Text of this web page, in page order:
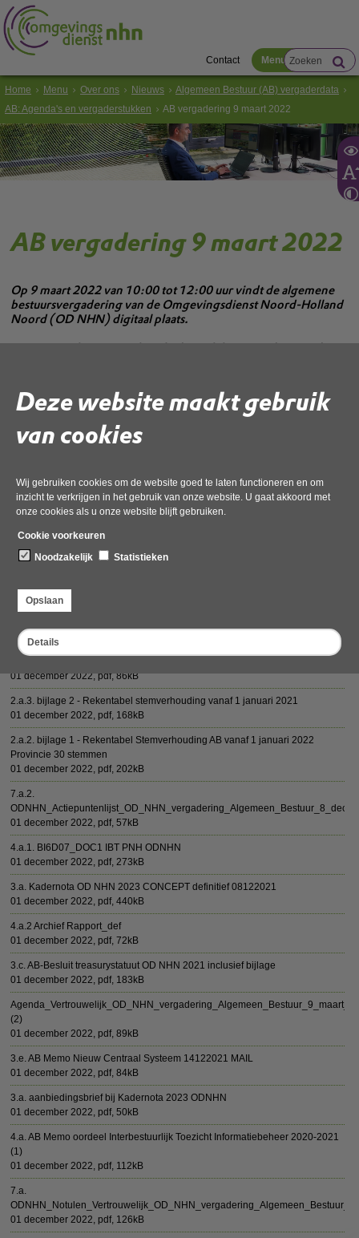
Deze website maakt gebruik
van cookies
Wij gebruiken cookies om de website goed te laten functioneren en om
inzicht te verkrijgen in het gebruik van onze website. U gaat akkoord met
onze cookies als u onze website blijft gebruiken.
Cookie voorkeuren
Noodzakelijk
Statistieken
Opslaan
Details
Contact Menu
Home Menu Over ons Nieuws
Algemeen Bestuur (AB) vergaderdata
AB: Agenda's en vergaderstukken
AB vergadering 9 maart 2022
AB vergadering 9 maart 2022
Op 9 maart 2022 van 10:00 tot 12:00 uur vindt de algemene
bestuursvergadering van de Omgevingsdienst Noord-Holland
Noord (OD NHN) digitaal plaats.
Deze vergadering wordt gefaciliteerd door Notubiz en is live
bestuursvergadering van de Omgevingsdienst Noord-Holland Noord (OD
Deze vergadering wordt gefaciliteerd door Notubiz en is live te volgen
Deel deze pagina
Vergaderstukken 9 maart 2022
01 december 2022,pdf, 86kB
2.a.3. bijlage 2 - Rekentabel stemverhouding vanaf 1 januari 2021
01 december 2022, pdf, 168kB
2.a.2. bijlage 1 - Rekentabel Stemverhouding AB vanaf 1 januari 2022
Provincie 30 stemmen
01 december 2022, pdf, 202kB
7.a.2.
01 december 2022, pdf, 57kB
4.a.1. BI6D07_DOC1 IBT PNH ODNHN
01 december 2022, pdf, 273kB
3.a. Kadernota OD NHN 2023 CONCEPT definitief 08122021
01 december 2022, pdf, 440kB
4.a.2 Archief Rapport_def
01 december 2022, pdf, 72kB
3.c. AB-Besluit treasurystatuut OD NHN 2021 inclusief bijlage
01 december 2022, pdf, 183kB
(2)
01 december 2022, pdf, 89kB
3.e. AB Memo Nieuw Centraal Systeem 14122021 MAIL
01 december 2022, pdf, 84kB
3.a. aanbiedingsbrief bij Kadernota 2023 ODNHN
01 december 2022, pdf, 50kB
4.a. AB Memo oordeel Interbestuurlijk Toezicht Informatiebeheer 2020-2021
(1)
01 december 2022, pdf, 112kB
7.a.
01 december 2022, pdf, 126kB